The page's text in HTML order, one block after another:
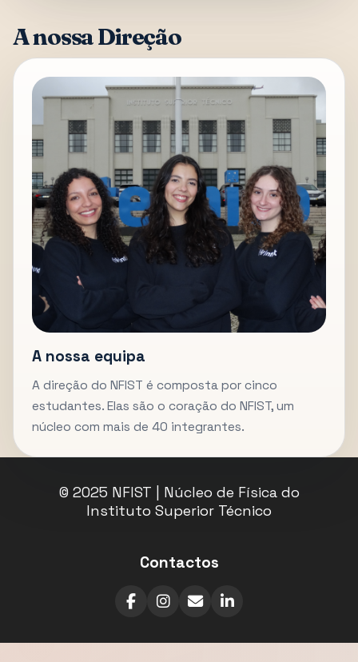
A nossa Direção
A nossa equipa
A direção do NFIST é composta por cinco
estudantes. Elas são o coração do NFIST, um
núcleo com mais de 40 integrantes.
© 2025 NFIST | Núcleo de Física do
Instituto Superior Técnico
Contactos